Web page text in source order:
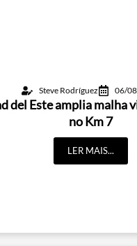
Steve Rodríguez 06/
del Este amplia malha
no Km 7
LER MAIS...